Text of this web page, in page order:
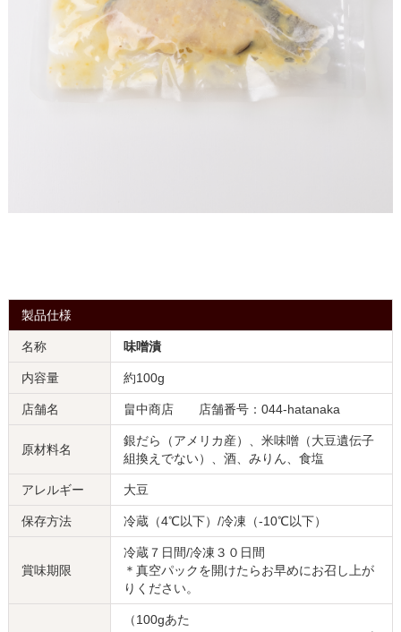
製品仕様
名称 味噌漬
内容量 約100g
店舗名 畠中商店 店舗番号：044-hatanaka
原材料名
銀だら（アメリカ産）、米味噌（大豆遺伝子
組換えでない）、酒、みりん、食塩
アレルギー 大豆
保存方法 冷蔵（4℃以下）/冷凍（-10℃以下）
賞味期限
冷蔵７日間/冷凍３０日間
＊真空パックを開けたらお早めにお召し上が
りください。
（100gあた